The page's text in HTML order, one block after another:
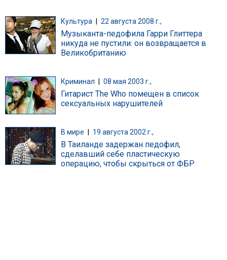
Культура 22 августа 2008 г.,
Музыканта-педофила Гарри Глиттера
никуда не пустили: он возвращается в
Великобританию
Криминал 08 мая 2003 г.,
Гитарист The Who помещен в список
сексуальных нарушителей
В мире 19 августа 2002 г.,
В Таиланде задержан педофил,
сделавший себе пластическую
операцию, чтобы скрыться от ФБР